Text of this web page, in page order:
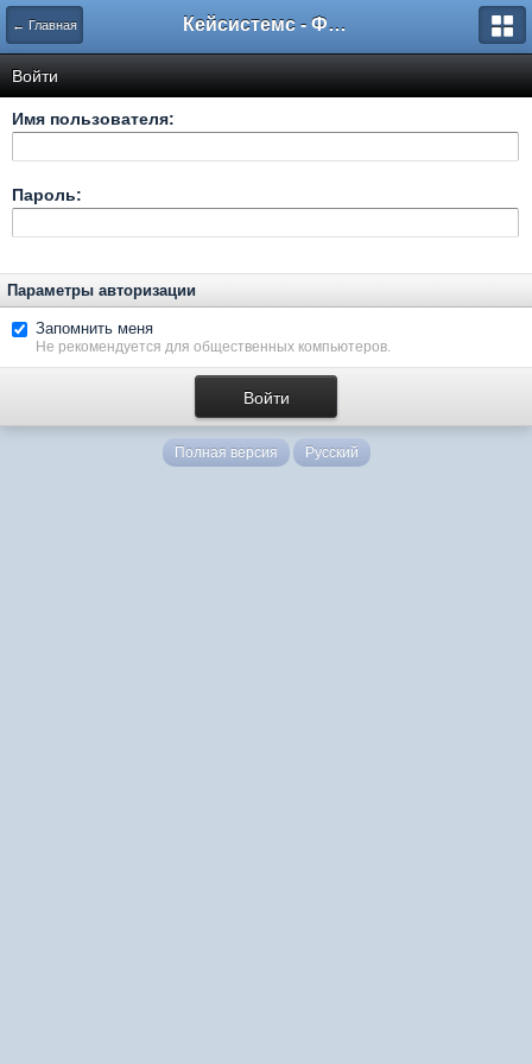
← Главная Кейсистемс - Форумы
Войти
Имя пользователя:
Пароль:
Параметры авторизации
Запомнить меня
Не рекомендуется для общественных компьютеров.
Полная версия Русский